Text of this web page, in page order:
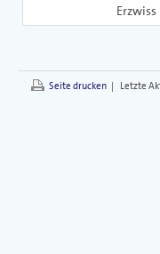
Erzwiss
Seite drucken | Letzte